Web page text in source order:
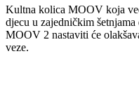
Kultna kolica MOOV koja
djecu u zajedničkim
MOOV 2 nastaviti će
veze.